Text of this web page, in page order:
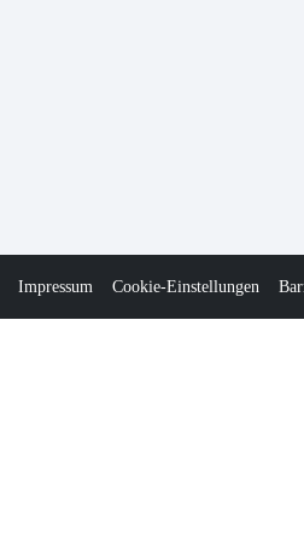
Impressum Cookie-Einstellungen